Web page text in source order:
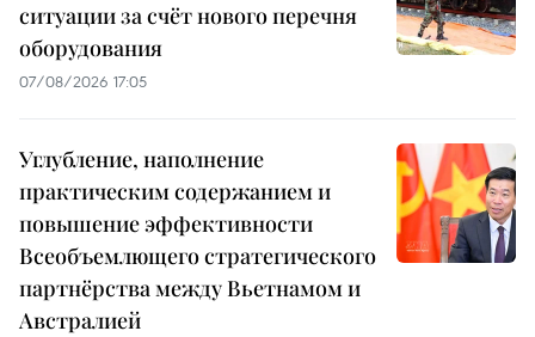
ситуации за счёт нового перечня
оборудования
07/08/2026 17:05
Углубление, наполнение
практическим содержанием и
повышение эффективности
Всеобъемлющего стратегического
партнёрства между Вьетнамом и
Австралией